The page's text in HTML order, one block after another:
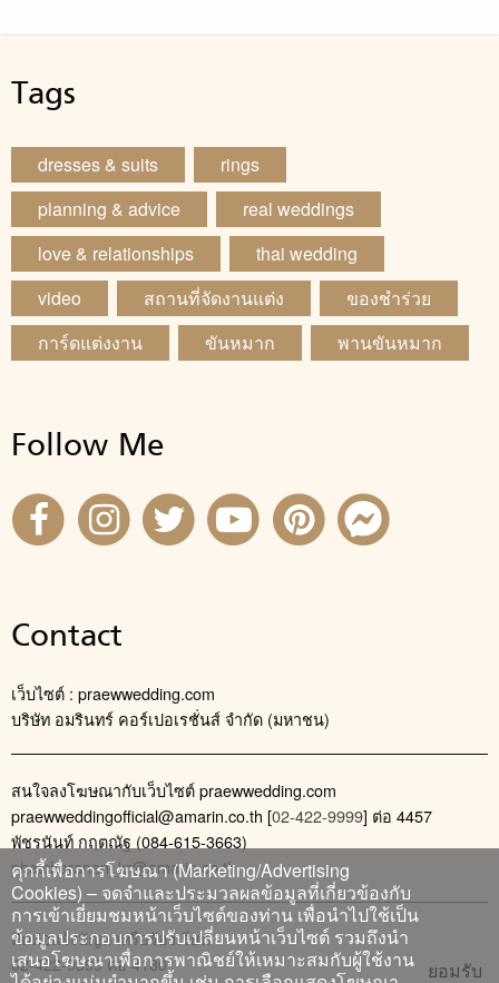
Tags
dresses & suits
rings
planning & advice
real weddings
love & relationships
thai wedding
video
สถานที่จัดงานแต่ง
ของชำร่วย
การ์ดแต่งงาน
ขันหมาก พานขันหมาก
Follow Me
Contact
เว็บไซต์ : praewwedding.com
บริษัท อมรินทร์ คอร์เปอเรชั่นส์ จำกัด (มหาชน)
สนใจลงโฆษณากับเว็บไซต์ praewwedding.com
praewweddingofficial@amarin.co.th [02-422-9999] ต่อ 4457
พัชรนันท์ กฤตณัฐ (084-615-3663)
phatcharanan_kr@amarin.co.th
ติดต่อแจ้งปัญหาหรือร้องเรียน
02-422-9999 ต่อ 4180
คุกกี้เพื่อการโฆษณา (Marketing/Advertising
Cookies) – จดจำและประมวลผลข้อมูลที่เกี่ยวข้องกับ
การเข้าเยี่ยมชมหน้าเว็บไซต์ของท่าน เพื่อนำไปใช้เป็น
ข้อมูลประกอบการปรับเปลี่ยนหน้าเว็บไซต์ รวมถึงนำ
เสนอโฆษณาเพื่อการพาณิชย์ให้เหมาะสมกับผู้ใช้งาน ยอมรับ